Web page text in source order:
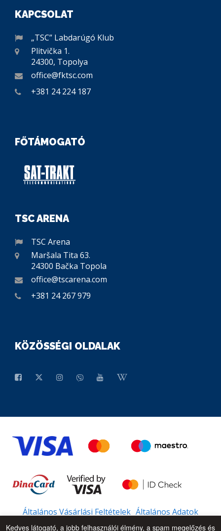
KAPCSOLAT
„TSC” Labdarúgó Klub
Plitvička 1.
24300, Topolya
office@fktsc.com
+381 24 224 187
FŐTÁMOGATÓ
TSC ARENA
TSC Arena
Maršala Tita 63.
24300 Bačka Topola
office@tscarena.com
+381 24 267 979
KÖZÖSSÉGI OLDALAK
Általános Vásárlási Feltételek Általános Adatok
Kedves látogató, a jobb felhasználói élmény, a spam megelőzés és